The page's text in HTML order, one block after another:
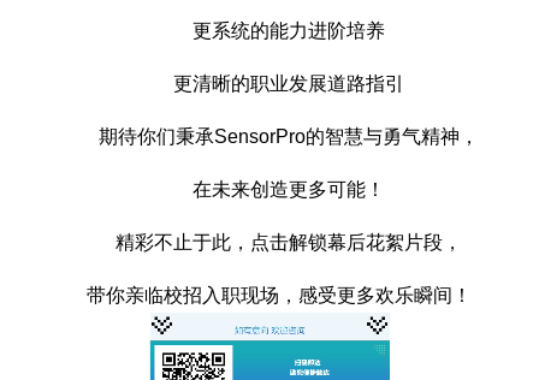
更系统的能力进阶培养
更清晰的职业发展道路指引
期待你们秉承SensorPro的智慧与勇气精神，
在未来创造更多可能！
精彩不止于此，点击解锁幕后花絮片段，
带你亲临校招入职现场，感受更多欢乐瞬间！